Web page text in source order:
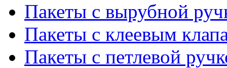
Пакеты с вырубной
Пакеты с клеевым
Пакеты с петлевой